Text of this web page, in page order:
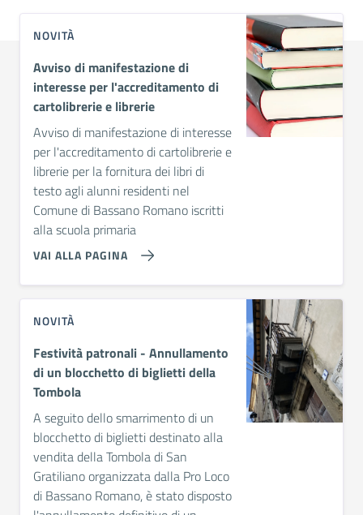
NOVITÀ
Avviso di manifestazione di
interesse per l'accreditamento di
cartolibrerie e librerie
Avviso di manifestazione di interesse
per l'accreditamento di cartolibrerie e
librerie per la fornitura dei libri di
testo agli alunni residenti nel
Comune di Bassano Romano iscritti
alla scuola primaria
VAI ALLA PAGINA
NOVITÀ
Festività patronali - Annullamento
di un blocchetto di biglietti della
Tombola
A seguito dello smarrimento di un
blocchetto di biglietti destinato alla
vendita della Tombola di San
Gratiliano organizzata dalla Pro Loco
di Bassano Romano, è stato disposto